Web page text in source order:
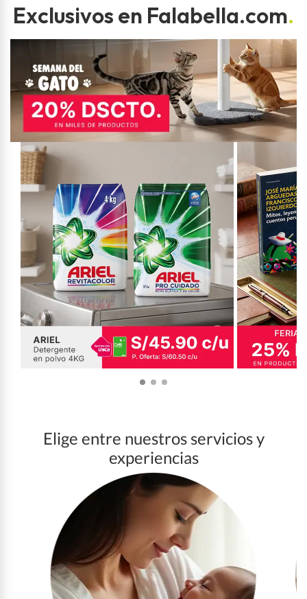
Exclusivos en Falabella.com.
Elige entre nuestros servicios y
experiencias